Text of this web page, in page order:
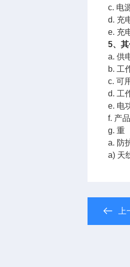
c. 电
d. 充
e. 充
5、
a. 供
b. 工
c. 可
d. 工
e. 电
f. 产
g. 重
a. 防
a) 天